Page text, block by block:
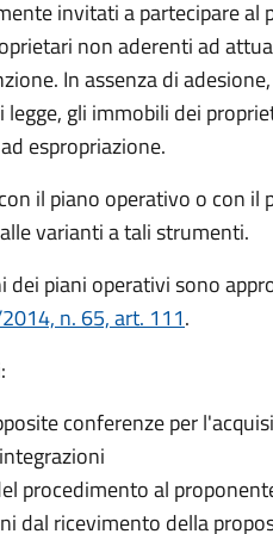
invitati a partecipare al
non aderenti ad
In assenza di
gli immobili dei
espropriazione.
il piano operativo o con il
varianti a tali strumenti.
piani operativi sono
n. 65, art. 111.
conferenze per
procedimento al
dal ricevimento della